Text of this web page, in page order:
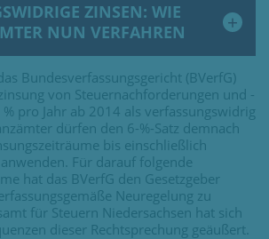
ZINSEN: WIE
NUN VERFAHREN
Bundesverfassungsgericht (BVerfG)
von Steuernachforderungen und -
pro Jahr ab 2014 als verfassungswidrig
dürfen den 6-%-Satz demnach
bis einschließlich
Für darauf folgende
hat das BVerfG den Gesetzgeber
Neuregelung zu
für Steuern Niedersachsen hat sich
dieser Rechtsprechung geäußert.